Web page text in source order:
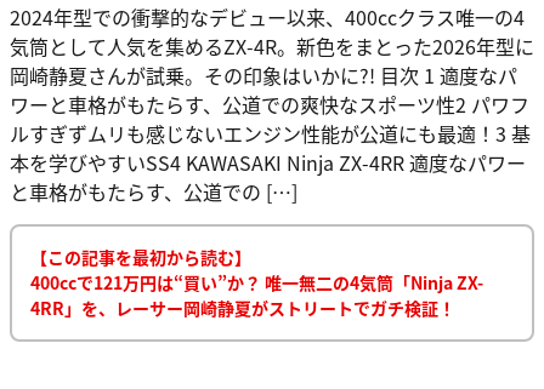
2024年型での衝撃的なデビュー以来、400ccクラス唯一の4
気筒として人気を集めるZX-4R。新色をまとった2026年型に
岡崎静夏さんが試乗。その印象はいかに?! 目次 1 適度なパ
ワーと車格がもたらす、公道での爽快なスポーツ性2 パワフ
ルすぎずムリも感じないエンジン性能が公道にも最適！3 基
本を学びやすいSS4 KAWASAKI Ninja ZX-4RR 適度なパワー
と車格がもたらす、公道での […]
【この記事を最初から読む】
400ccで121万円は“買い”か？ 唯一無二の4気筒「Ninja ZX-
4RR」を、レーサー岡崎静夏がストリートでガチ検証！